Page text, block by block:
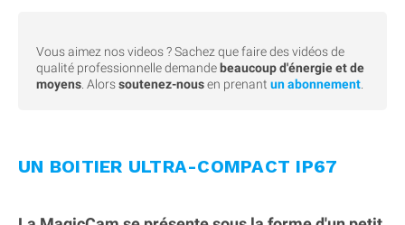
Vous aimez nos videos ? Sachez que faire des vidéos de
qualité professionnelle demande beaucoup d'énergie et de
moyens . Alorssoutenez-nousen prenant un abonnement
UN BOITIER ULTRA-COMPACT IP67